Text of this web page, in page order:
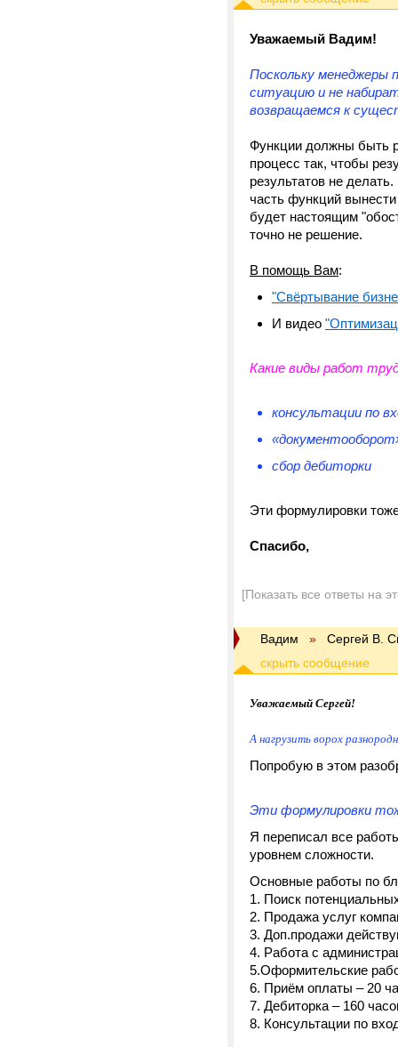
Уважаемый Вадим!
Поскольку менеджеры
ситуацию и не
возвращаемся к
Функции должны быть
процесс так, чтобы
результатов не
часть функций
будет настоящим
точно не решение.
В помощь Вам:
"Свёртывание
И видео
Какие виды работ
консультации по
сбор дебиторки
Эти формулировки
Спасибо,
[Показать все ответы на
Вадим » Сергей В.
Уважаемый Сергей!
А нагрузить ворох
Попробую в этом
Эти формулировки
Я переписал все
уровнем сложности.
Основные работы по
1. Поиск
2. Продажа услуг
3. Доп.продажи
4. Работа с
5.Оформительские
6. Приём оплаты – 20
7. Дебиторка – 160
8. Консультации по